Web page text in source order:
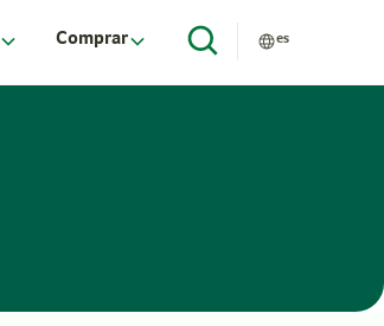
Comprar es